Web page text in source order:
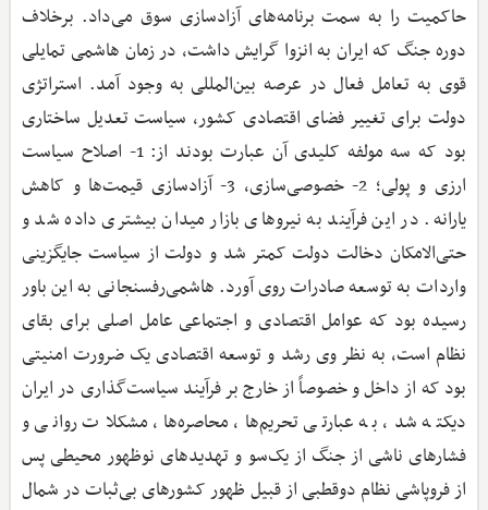
حاکمیت را به سمت برنامه‌های آزادسازی سوق می‌داد. برخلاف
دوره جنگ که ایران به انزوا گرایش داشت، در زمان هاشمی تمایلی
قوی به تعامل فعال در عرصه بین‌المللی به وجود آمد. استراتژی
دولت برای تغییر فضای اقتصادی کشور، سیاست تعدیل ساختاری
بود که سه مولفه کلیدی آن عبارت بودند از: 1- اصلاح سیاست
ارزی و پولی؛ 2- خصوصی‌سازی، 3- آزادسازی قیمت‌ها و کاهش
یارانه. در این فرآیند به نیروهای بازار میدان بیشتری داده شد و
حتی‌الامکان دخالت دولت کمتر شد و دولت از سیاست جایگزینی
واردات به توسعه صادرات روی آورد. هاشمی‌رفسنجانی به این باور
رسیده بود که عوامل اقتصادی و اجتماعی عامل اصلی برای بقای
نظام است، به نظر وی رشد و توسعه اقتصادی یک ضرورت امنیتی
بود که از داخل و خصوصاً از خارج بر فرآیند سیاست‌گذاری در ایران
دیکته شد، به عبارتی تحریم‌ها، محاصره‌ها، مشکلات روانی و
فشارهای ناشی از جنگ از یک‌سو و تهدیدهای نوظهور محیطی پس
از فروپاشی نظام دوقطبی از قبیل ظهور کشورهای بی‌ثبات در شمال